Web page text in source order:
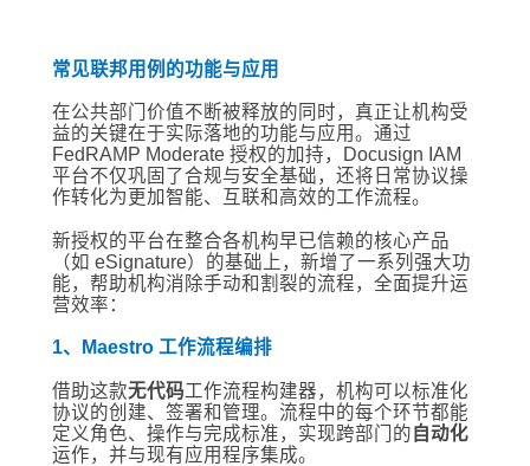
常见联邦用例的功能与应用
在公共部门价值不断被释放的同时，真正让机构受
益的关键在于实际落地的功能与应用。通过
FedRAMP Moderate 授权的加持，Docusign IAM
平台不仅巩固了合规与安全基础，还将日常协议操
作转化为更加智能、互联和高效的工作流程。
新授权的平台在整合各机构早已信赖的核心产品
（如 eSignature）的基础上，新增了一系列强大功
能，帮助机构消除手动和割裂的流程，全面提升运
营效率：
1、Maestro 工作流程编排
借助这款无代码工作流程构建器，机构可以标准化
协议的创建、签署和管理。流程中的每个环节都能
定义角色、操作与完成标准，实现跨部门的自动化
运作，并与现有应用程序集成。